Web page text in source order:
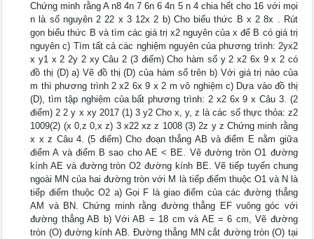
Chứng minh rằng A n8 4n 7 6n 6 4n 5 n 4 chia hết cho 16 với mọi
n là số nguyên 2 22 x 3 12x 2 b) Cho biểu thức B x 2 8x . Rút
gọn biểu thức B và tìm các giá trị x2 nguyên của x để B có giá trị
nguyên c) Tìm tất cả các nghiệm nguyên của phương trình: 2yx2
x y1 x 2 2y 2 xy Câu 2 (3 điểm) Cho hàm số y 2 x2 6x 9 x 2 có
đồ thị (D) a) Vẽ đồ thị (D) của hàm số trên b) Với giá trị nào của
m thì phương trình 2 x2 6x 9 x 2 m vô nghiệm c) Dựa vào đồ thị
(D), tìm tập nghiệm của bất phương trình: 2 x2 6x 9 x Câu 3. (2
điểm) 2 2 y x xy 2017 (1) 3 y2 Cho x, y, z là các số thực thỏa: z2
1009(2) (x 0,z 0,x z) 3 x22 xz z 1008 (3) 2z y z Chứng minh rằng
x x z Câu 4. (5 điểm) Cho đoạn thẳng AB và điểm E nằm giữa
điểm A và điểm B sao cho AE < BE. Vẽ đường tròn O1 đường
kính AE và đường tròn O2 đường kính BE. Vẽ tiếp tuyến chung
ngoài MN của hai đường tròn với M là tiếp điểm thuộc O1 và N là
tiếp điểm thuộc O2 a) Gọi F là giao điểm của các đường thẳng
AM và BN. Chứng minh rằng đường thẳng EF vuông góc với
đường thẳng AB b) Với AB = 18 cm và AE = 6 cm, Vẽ đường
tròn (O) đường kính AB. Đường thẳng MN cắt đường tròn (O) tại